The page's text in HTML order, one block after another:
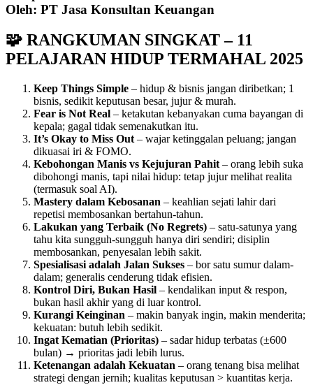
Oleh: PT Jasa Konsultan Keuangan
🧩 RANGKUMAN SINGKAT – 11
PELAJARAN HIDUP TERMAHAL 2025
Keep Things Simple – hidup & bisnis jangan diribetkan; 1
bisnis, sedikit keputusan besar, jujur & murah.
Fear is Not Real – ketakutan kebanyakan cuma bayangan di
kepala; gagal tidak semenakutkan itu.
It’s Okay to Miss Out – wajar ketinggalan peluang; jangan
dikuasai iri & FOMO.
Kebohongan Manis vs Kejujuran Pahit – orang lebih suka
dibohongi manis, tapi nilai hidup: tetap jujur melihat realita
(termasuk soal AI).
Mastery dalam Kebosanan – keahlian sejati lahir dari
repetisi membosankan bertahun-tahun.
Lakukan yang Terbaik (No Regrets) – satu-satunya yang
tahu kita sungguh-sungguh hanya diri sendiri; disiplin
membosankan, penyesalan lebih sakit.
Spesialisasi adalah Jalan Sukses – bor satu sumur dalam-
dalam; generalis cenderung tidak efisien.
Kontrol Diri, Bukan Hasil – kendalikan input & respon,
bukan hasil akhir yang di luar kontrol.
Kurangi Keinginan – makin banyak ingin, makin menderita;
kekuatan: butuh lebih sedikit.
Ingat Kematian (Prioritas) – sadar hidup terbatas (±600
bulan) → prioritas jadi lebih lurus.
Ketenangan adalah Kekuatan – orang tenang bisa melihat
strategi dengan jernih; kualitas keputusan > kuantitas kerja.